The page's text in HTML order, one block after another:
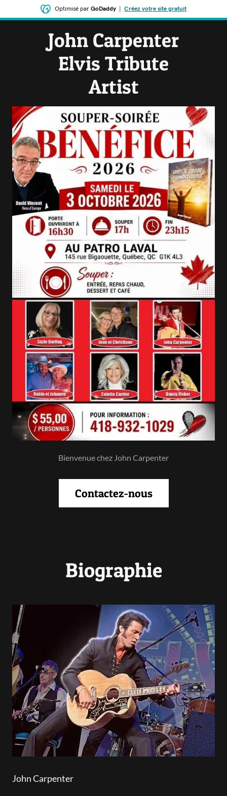
Optimisé par GoDaddy Créez votre site gratuit
John Carpenter
Elvis Tribute
Artist
Bienvenue chez John Carpenter
Contactez-nous
Biographie
John Carpenter